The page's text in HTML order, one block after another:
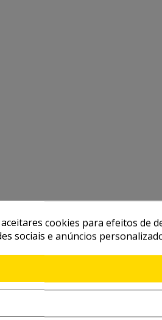
cookies para efeitos de
sociais e anúncios